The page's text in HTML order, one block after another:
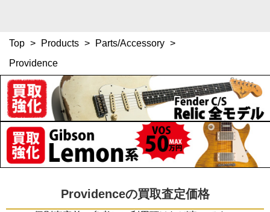
Top > Products > Parts/Accessory >
Providence
Providenceの買取査定価格